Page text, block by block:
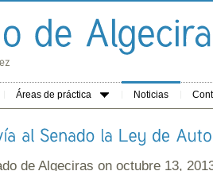
Áreas de práctica Noticias
de Algeciras on octubre 13,